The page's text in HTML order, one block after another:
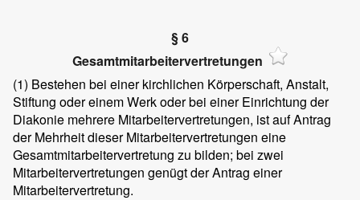
§ 6
Gesamtmitarbeitervertretungen
(1) Bestehen bei einer kirchlichen Körperschaft, Anstalt,
Stiftung oder einem Werk oder bei einer Einrichtung der
Diakonie mehrere Mitarbeitervertretungen, ist auf Antrag
der Mehrheit dieser Mitarbeitervertretungen eine
Gesamtmitarbeitervertretung zu bilden; bei zwei
Mitarbeitervertretungen genügt der Antrag einer
Mitarbeitervertretung.